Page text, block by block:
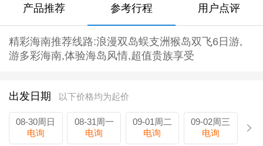
产品推荐 参考行程 用户点评
精彩海南推荐线路:浪漫双岛蜈支洲猴岛双飞6日游,
游多彩海南,体验海岛风情,超值贵族享受
出发日期 以下价格均为起价
08-30周日
电询
08-31周一
电询
09-01周二
电询
09-02周三
电询